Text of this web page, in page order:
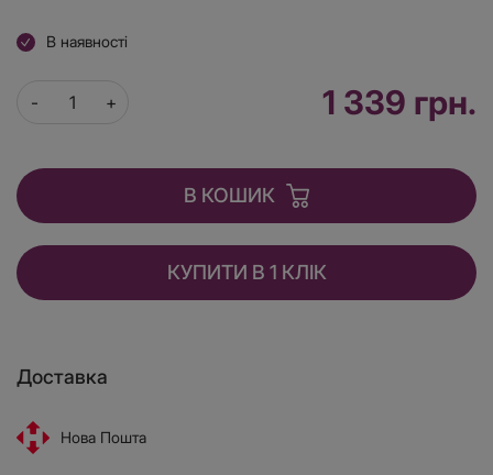
В наявності
1 339 грн.
В КОШИК
КУПИТИ В 1 КЛІК
Доставка
Нова Пошта